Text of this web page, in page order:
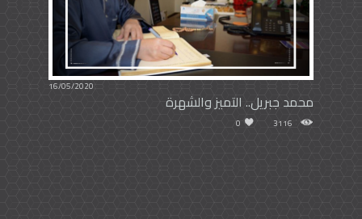
16/05/2020
محمد جبريل.. التميز والشهرة
3116
0